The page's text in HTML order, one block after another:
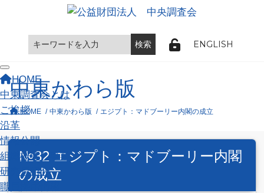
ENGLISH
Toggle navigation
HOME
中東調査会とは
ご挨拶
沿革
情報公開
組織概要と事業
研究員紹介
職員採用情報
中東かわら版
HOME 中東かわら版 エジプト：マドブーリー内閣の成立
№32 エジプト：マドブーリー内閣
の成立